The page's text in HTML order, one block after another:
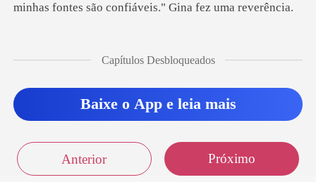
minhas fontes são
Capítulos Desbloqueados
Baixe o App e leia mais
Anterior Próximo